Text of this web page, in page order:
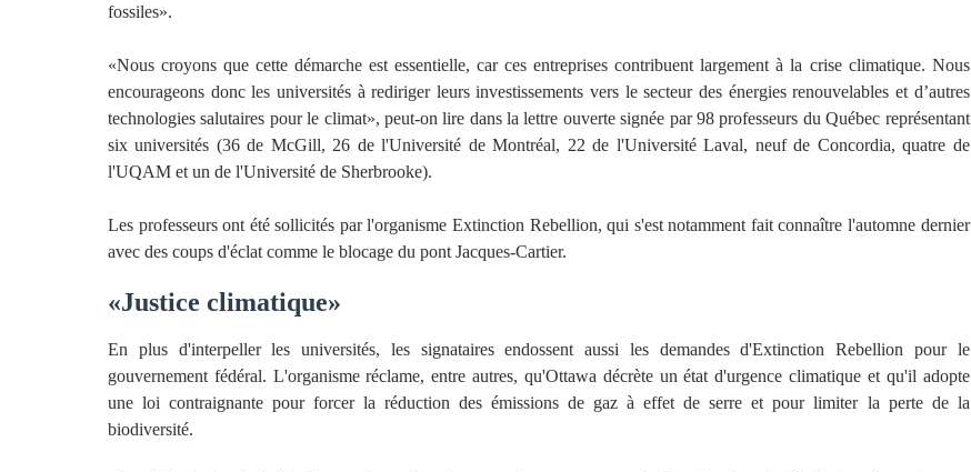
fossiles».
«Nous croyons que cette démarche est essentielle, car ces entreprises contribuent largement à la crise climatique. Nous
encourageons donc les universités à rediriger leurs investissements vers le secteur des énergies renouvelables et d’autres
technologies salutaires pour le climat», peut-on lire dans la lettre ouverte signée par 98 professeurs du Québec représentant
six universités (36 de McGill, 26 de l'Université de Montréal, 22 de l'Université Laval, neuf de Concordia, quatre de
l'UQAM et un de l'Université de Sherbrooke).
Les professeurs ont été sollicités par l'organisme Extinction Rebellion, qui s'est notamment fait connaître l'automne dernier
avec des coups d'éclat comme le blocage du pont Jacques-Cartier.
«Justice climatique»
En plus d'interpeller les universités, les signataires endossent aussi les demandes d'Extinction Rebellion pour le
gouvernement fédéral. L'organisme réclame, entre autres, qu'Ottawa décrète un état d'urgence climatique et qu'il adopte
une loi contraignante pour forcer la réduction des émissions de gaz à effet de serre et pour limiter la perte de la
biodiversité.